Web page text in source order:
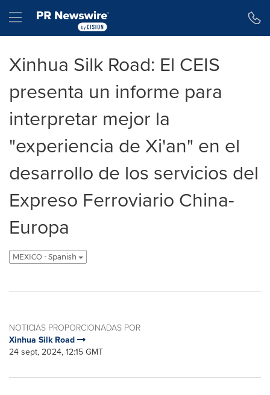
Hamburger menu
Xinhua Silk Road: El CEIS
presenta un informe para
interpretar mejor la
"experiencia de Xi'an" en el
desarrollo de los servicios del
Expreso Ferroviario China-
Europa
MEXICO - Spanish
NOTICIAS PROPORCIONADAS POR
Xinhua Silk Road
24 sept, 2024, 12:15 GMT